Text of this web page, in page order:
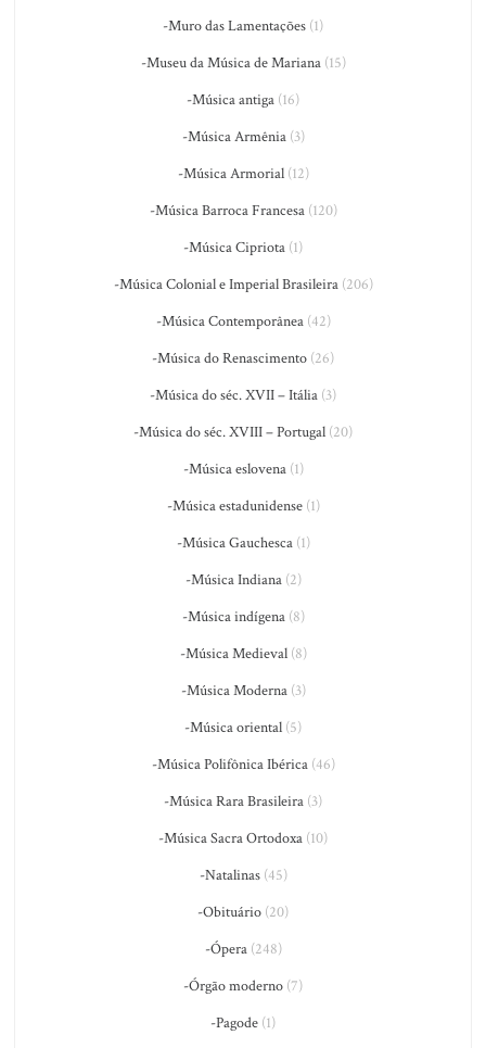
-Muro das Lamentações (1)
-Museu da Música de Mariana(15)
-Música antiga (16)
-Música Armênia(3)
-Música Armorial(12)
-Música Barroca Francesa(120)
-Música Cipriota (1)
-Música Colonial e Imperial Brasileira(206)
-Música Contemporânea(42)
-Música do Renascimento (26)
-Música do séc. XVII – Itália (3)
-Música do séc. XVIII – Portugal (20)
-Música eslovena(1)
-Música estadunidense(1)
-Música Gauchesca(1)
-Música Indiana(2)
-Música indígena(8)
-Música Medieval(8)
-Música Moderna(3)
-Música oriental (5)
-Música Polifônica Ibérica(46)
-Música Rara Brasileira (3)
-Música Sacra Ortodoxa (10)
-Natalinas(45)
-Obituário (20)
-Ópera(248)
-Órgão moderno (7)
-Pagode (1)